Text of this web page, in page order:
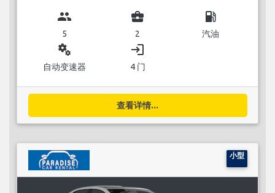
group
5
business_center
2
local_gas_station
汽油
miscellaneous_services
自动变速器
login
4 门
查看详情...
小型